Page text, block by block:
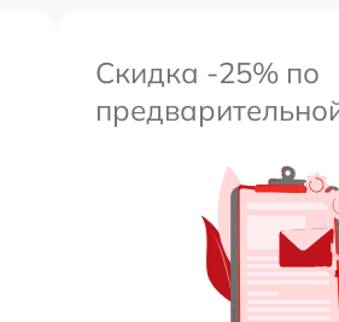
Скидка -25% по